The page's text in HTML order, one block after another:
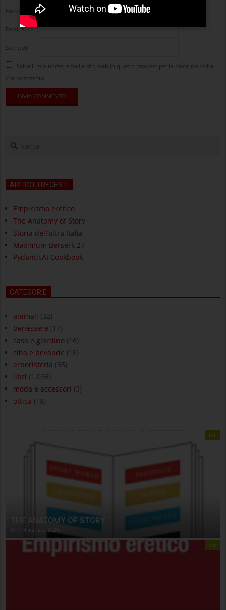
Nome
Email*
Sito web
Salva il mio nome, email e sito web in questo browser per la prossima volta
che commento.
cerca
ARTICOLI RECENTI
Empirismo eretico
The Anatomy of Story
Storia dell’altra Italia
Maximum Berserk 27
PydanticAI Cookbook
CATEGORIE
animali (32)
benessere (17)
casa e giardino (16)
cibo e bevande (18)
erboristeria (35)
libri (1.036)
moda e accessori (3)
ottica (18)
libri
THE ANATOMY OF STORY
4 Agosto 2026
libri